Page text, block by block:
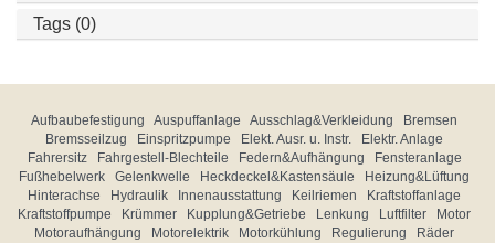
Tags (0)
Aufbaubefestigung Auspuffanlage Ausschlag&Verkleidung
Bremsen
Bremsseilzug
Einspritzpumpe Elekt. Ausr. u. Instr.
Elektr. Anlage
Fahrersitz
Fahrgestell-Blechteile Federn&Aufhängung
Fensteranlage
Fußhebelwerk
Gelenkwelle Heckdeckel&Kastensäule
Heizung&Lüftung
Hinterachse
Hydraulik Innenausstattung Keilriemen
Kraftstoffanlage
Kraftstoffpumpe
Krümmer Kupplung&Getriebe Lenkung Luftfilter
Motor
Motoraufhängung
Motorelektrik Motorkühlung Regulierung
Räder